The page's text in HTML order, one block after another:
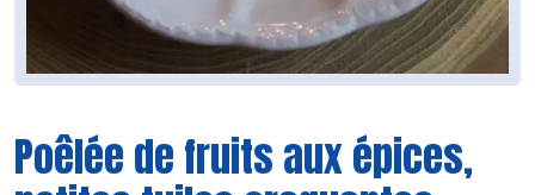
Poêlée de fruits aux épices,